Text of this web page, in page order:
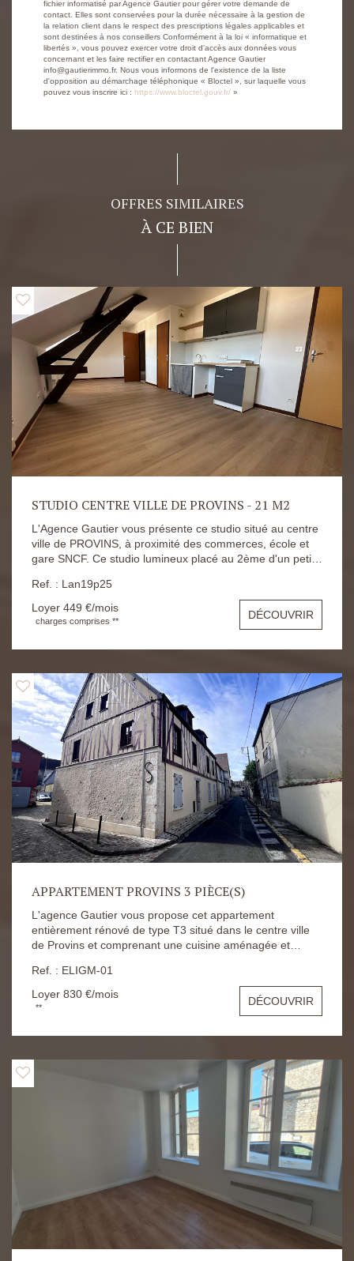
fichier informatisé par Agence Gautier pour gérer votre demande de
contact. Elles sont conservées pour la durée nécessaire à la gestion de
la relation client dans le respect des prescriptions légales applicables et
sont destinées à nos conseillers Conformément à la loi « informatique et
libertés », vous pouvez exercer votre droit d'accès aux données vous
concernant et les faire rectifier en contactant Agence Gautier
info@gautierimmo.fr. Nous vous informons de l'existence de la liste
d'opposition au démarchage téléphonique « Bloctel », sur laquelle vous
pouvez vous inscrire ici : https://www.bloctel.gouv.fr/ »
OFFRES SIMILAIRES
À CE BIEN
STUDIO CENTRE VILLE DE PROVINS - 21 M2
L'Agence Gautier vous présente ce studio situé au centre
ville de PROVINS, à proximité des commerces, école et
gare SNCF. Ce studio lumineux placé au 2ème d'un petit
ouverte équipée d'une plaque et de rangement, un
placard encastré, et une salle de bains avec WC. Le loyer
est de : 449 € avec charges (charges comprenant
électricité de communs, OM, eau froide) Le dépôt de
garantie est de : 400 € Les honoraire sont de : 229.43€
consultables sur le site https://www.georisques.gouv.fr/
Ref. : Lan19p25
Loyer 449 €/mois
charges comprises ** DÉCOUVRIR
APPARTEMENT PROVINS 3 PIÈCE(S)
L'agence Gautier vous propose cet appartement
entièrement rénové de type T3 situé dans le centre ville
de Provins et comprenant une cuisine aménagée et
fixé à 830 euros Dépôt de garantie à 830 euros
Honoraires d'agence à 629.86 euros Les risques
auxquels ce bien s'expose sont disponibles sur le site
Géorisques : https://www.georisques.gouv.fr/
Ref. : ELIGM-01
Loyer 830 €/mois
** DÉCOUVRIR